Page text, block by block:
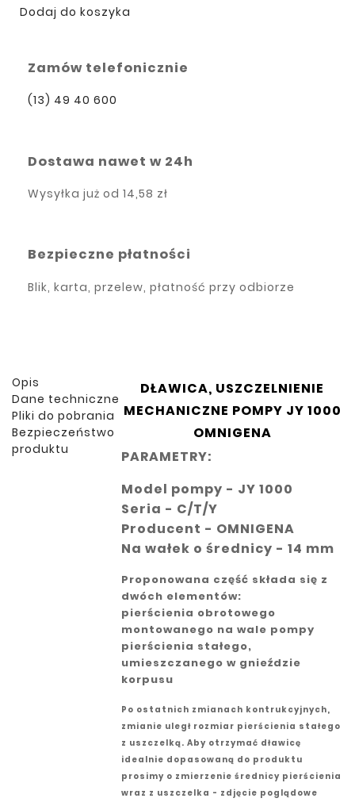
Dodaj do koszyka
Zamów telefonicznie
(13) 49 40 600
Dostawa nawet w 24h
Wysyłka już od 14,58 zł
Bezpieczne płatności
Blik, karta, przelew, płatność przy odbiorze
Opis
Dane techniczne
Pliki do pobrania
Bezpieczeństwo
produktu
DŁAWICA, USZCZELNIENIE
MECHANICZNE POMPY JY 1000
OMNIGENA
PARAMETRY:
Model pompy - JY 1000
Seria - C/T/Y
Producent - OMNIGENA
Na wałek o średnicy - 14 mm
Proponowana część składa się z
dwóch elementów:
pierścienia obrotowego
montowanego na wale pompy
pierścienia stałego,
umieszczanego w gnieździe
korpusu
Po ostatnich zmianach kontrukcyjnych,
zmianie uległ rozmiar pierścienia stałego
z uszczelką. Aby otrzymać dławicę
idealnie dopasowaną do produktu
prosimy o zmierzenie średnicy pierścienia
wraz z uszczelka - zdjęcie poglądowe